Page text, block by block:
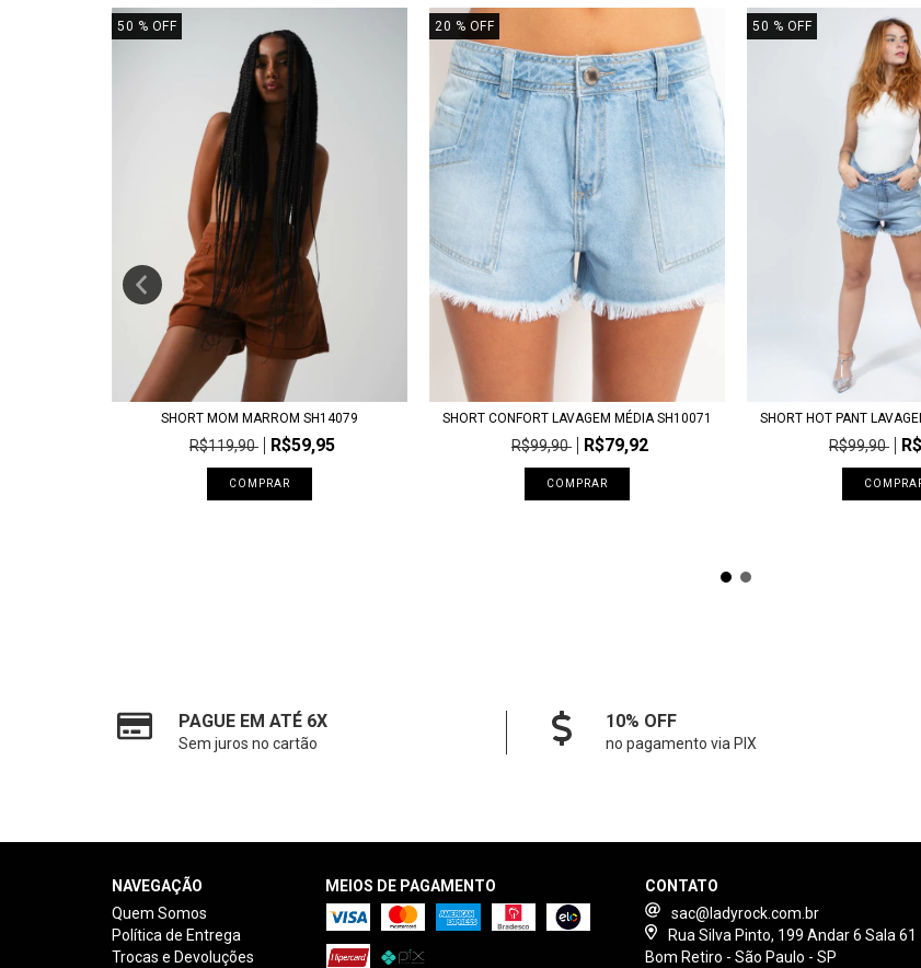
50 % OFF
SHORT MOM MARROM SH14079
R$119,90 R$59,95
COMPRAR
20 % OFF
SHORT CONFORT LAVAGEM MÉDIA SH10071
R$99,90 R$79,92
COMPRAR
50 % OFF
SHORT HOT PANT
R$99,90
PAGUE EM ATÉ 6X
Sem juros no cartão
10% OFF
no pagamento via PIX
NAVEGAÇÃO
Quem Somos
Política de Entrega
Trocas e Devoluções
MEIOS DE PAGAMENTO
CONTATO
sac@ladyrock.com.br
Rua Silva Pinto, 199 Andar 6 Sala 61
Bom Retiro - São Paulo - SP